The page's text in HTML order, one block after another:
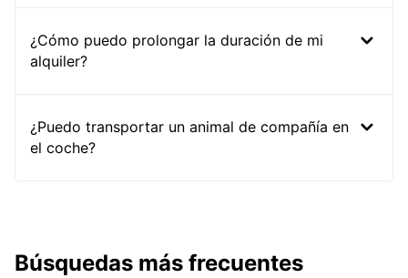
¿Cómo puedo prolongar la duración de mi
alquiler?
¿Puedo transportar un animal de compañía en
el coche?
Búsquedas más frecuentes